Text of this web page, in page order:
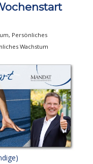
, Persönliches
Wachstum